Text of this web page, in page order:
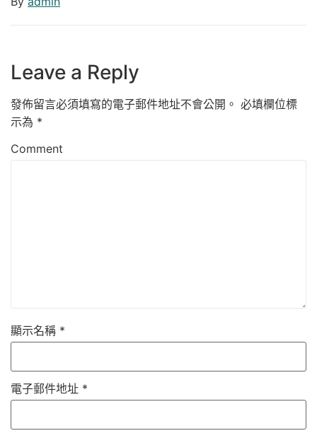
Leave a Reply
發佈留言必須填寫的電子郵件地址不會公開。 必填欄位標
示為 *
Comment
顯示名稱 *
電子郵件地址 *